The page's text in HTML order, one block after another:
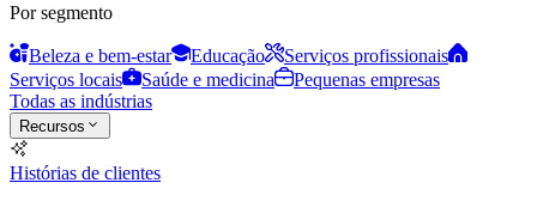
Por segmento
Beleza e bem-estar Educação
Serviços profissionais
Serviços locais
Saúde e medicina
Pequenas empresas
Todas as indústrias
Recursos
Histórias de clientes